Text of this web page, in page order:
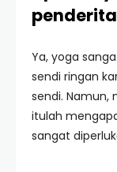
Ya, yoga
sendi ringan
sendi. Namun,
itulah
sangat